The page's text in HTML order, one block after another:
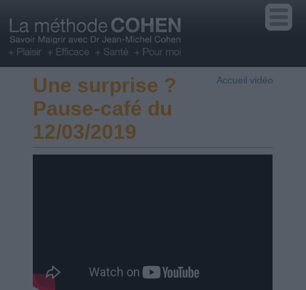
Accueil vidéo
Une surprise ?
Pause-café du
12/03/2019